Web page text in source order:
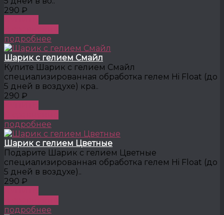
290 ₽
подробнее
Шарик с гелием Смайл
Купите Шарик с гелием Смайл
специализированная обработка гелем Hi Float (до
5 дней в воздухе) кра..
290 ₽
подробнее
Шарик c гелием Цветные
Подарите Шарик c гелием Цветные
специализированная обработка гелем Hi Float (до
5 дней в воздухе)..
290 ₽
подробнее